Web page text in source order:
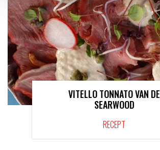
VITELLO TONNATO VAN DE
SEARWOOD
RECEPT